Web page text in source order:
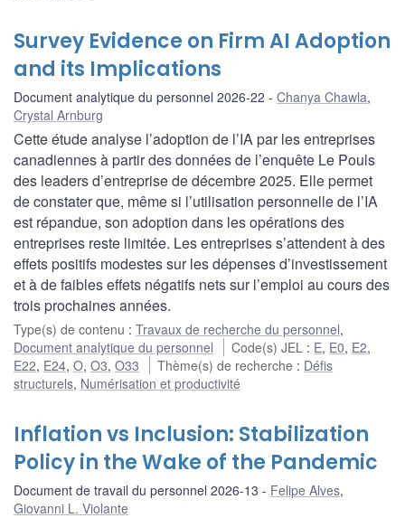
Survey Evidence on Firm AI Adoption
and its Implications
Document analytique du personnel 2026-22 Chanya Chawla,
Crystal Arnburg
Cette étude analyse l’adoption de l’IA par les entreprises
canadiennes à partir des données de l’enquête Le Pouls
des leaders d’entreprise de décembre 2025. Elle permet
de constater que, même si l’utilisation personnelle de l’IA
est répandue, son adoption dans les opérations des
entreprises reste limitée. Les entreprises s’attendent à des
effets positifs modestes sur les dépenses d’investissement
et à de faibles effets négatifs nets sur l’emploi au cours des
trois prochaines années.
Type(s) de contenu : Travaux de recherche du personnel,
Document analytique du personnel
Code(s) JEL : E, E0, E2,
E22, E24, O, O3, O33 Thème(s) de recherche : Défis
structurels, Numérisation et productivité
Inflation vs Inclusion: Stabilization
Policy in the Wake of the Pandemic
Document de travail du personnel 2026-13 Felipe Alves,
Giovanni L. Violante